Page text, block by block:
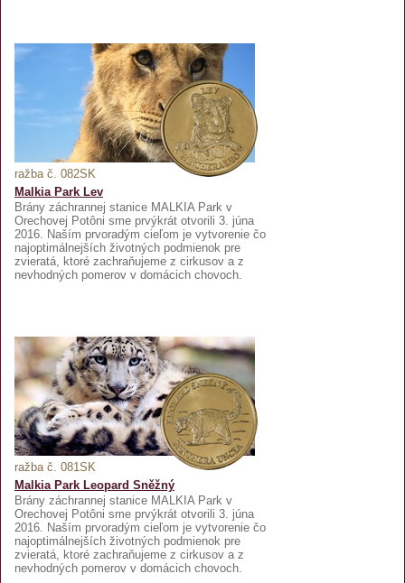
ražba č. 082SK
Malkia Park Lev
Brány záchrannej stanice MALKIA Park v
Orechovej Potôni sme prvýkrát otvorili 3. júna
2016. Naším prvoradým cieľom je vytvorenie čo
najoptimálnejších životných podmienok pre
zvieratá, ktoré zachraňujeme z cirkusov a z
nevhodných pomerov v domácich chovoch.
ražba č. 081SK
Malkia Park Leopard Sněžný
Brány záchrannej stanice MALKIA Park v
Orechovej Potôni sme prvýkrát otvorili 3. júna
2016. Naším prvoradým cieľom je vytvorenie čo
najoptimálnejších životných podmienok pre
zvieratá, ktoré zachraňujeme z cirkusov a z
nevhodných pomerov v domácich chovoch.